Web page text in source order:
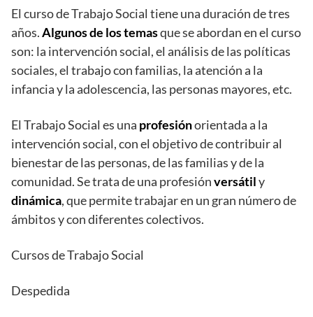
El curso de Trabajo Social tiene una duración de tres
años.Algunos de los temasque se abordan en el curso
son: la intervención social, el análisis de las políticas
sociales, el trabajo con familias, la atención a la
infancia y la adolescencia, las personas mayores, etc.
El Trabajo Social es una profesiónorientada a la
intervención social, con el objetivo de contribuir al
bienestar de las personas, de las familias y de la
comunidad. Se trata de una profesiónversátily
dinámica, que permite trabajar en un gran número de
ámbitos y con diferentes colectivos.
Cursos de Trabajo Social
Despedida